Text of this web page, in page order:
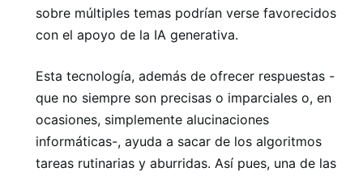
sobre múltiples temas podrían verse favorecidos
con el apoyo de la IA generativa.
Esta tecnología, además de ofrecer respuestas -
que no siempre son precisas o imparciales o, en
ocasiones, simplemente alucinaciones
informáticas-, ayuda a sacar de los algoritmos
tareas rutinarias y aburridas. Así pues, una de las